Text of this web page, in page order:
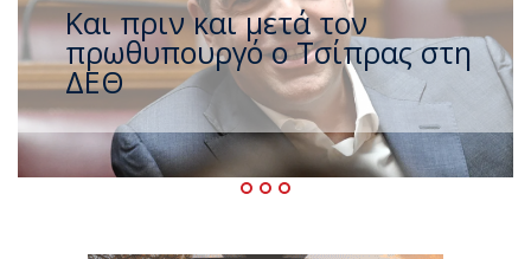
Έρχεται νέο ισχυρό κύμα
ζέστης με 40 βαθμούς Κελσίου
– Ο καιρός έως τον
Δεκαπενταύγουστο